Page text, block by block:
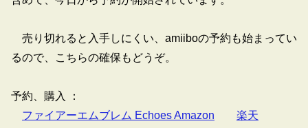
売り切れると入手しにくい、amiiboの予約も始まってい
るので、こちらの確保もどうぞ。
予約、購入 ：
ファイアーエムブレム Echoes Amazon
楽天